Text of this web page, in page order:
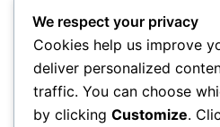
We respect your privacy
Cookies help us improve
deliver personalized
traffic. You can choose
by clicking Customize.